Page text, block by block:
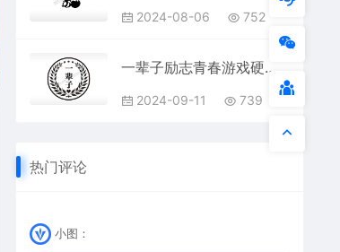
2024-08-06 752
一辈子励志青春游戏硬币PLT格式激光打标文件通用矢量图
2024-09-11 739
热门评论
小图：